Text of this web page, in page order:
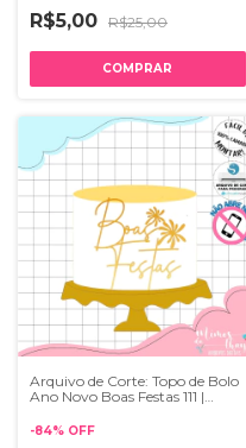
R$5,00 R$25,00
Arquivo de Corte: Topo de Bolo
Ano Novo Boas Festas 111 |
-84% OFF